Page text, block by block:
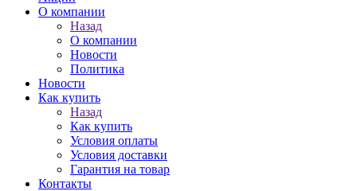
О компании
Назад
О компании
Новости
Политика
Новости
Как купить
Назад
Как купить
Условия оплаты
Условия доставки
Гарантия на товар
Контакты